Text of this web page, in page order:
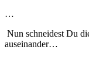
…
Nun schneidest Du
auseinander…